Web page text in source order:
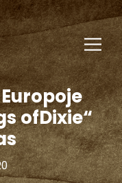
ofDixie“